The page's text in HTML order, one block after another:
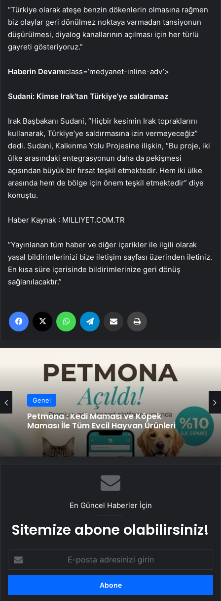
“Türkiye olarak ateşe benzin dökenlerin olmasına rağmen
biz olaylar geri dönülmez noktaya varmadan tansiyonun
düşürülmesi, diyalog kanallarının açılması için her türlü
gayreti gösteriyoruz.”
Haberin Devamıclass=’medyanet-inline-adv’>
Sudani: Kimse Irak’tan Türkiye’ye saldıramaz
Irak Başbakanı Sudani, “Hiçbir kesimin Irak topraklarını
kullanarak, Türkiye’ye saldırmasına izin vermeyeceğiz”
dedi. Sudani, Kalkınma Yolu Projesine ilişkin, “Bu proje, iki
ülke arasındaki entegrasyonun daha da pekişmesi
açısından büyük bir fırsat teşkil etmektedir. Hem iki ülke
arasında hem de bölge için önem teşkil etmektedir” diye
konuştu.
Haber Kaynak : MILLIYET.COM.TR
“Yayınlanan tüm haber ve diğer içerikler ile ilgili olarak
yasal bildirimlerinizi bize iletişim sayfası üzerinden iletiniz.
En kısa süre içerisinde bildirimlerinize geri dönüş
sağlanılacaktır.”
Facebook WhatsApp Email'den paylaş
Genel
Petmona : Kedi Maması ve Köpek
Maması İle Tüm Evcil Hayvan Ürünleri
En Güncel Haberler İçin
Sitemize abone olabilirsiniz!
posta
adresinizi